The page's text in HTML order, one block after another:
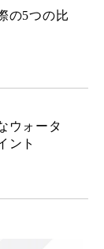
の5つの比
ウォータ
ント